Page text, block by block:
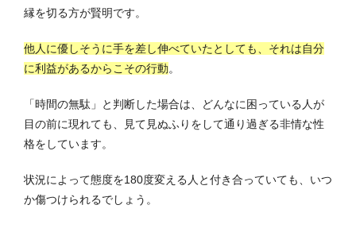
縁を切る方が賢明です。
他人に優しそうに手を差し伸べていたとしても、それは自分
に利益があるからこその行動。
「時間の無駄」と判断した場合は、どんなに困っている人が
目の前に現れても、見て見ぬふりをして通り過ぎる非情な性
格をしています。
状況によって態度を180度変える人と付き合っていても、いつ
か傷つけられるでしょう。